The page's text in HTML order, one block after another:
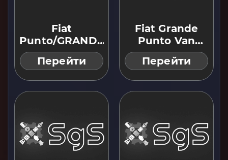
Fiat
Punto/GRANDE
Punto (199) 05
...
Перейти
Fiat Grande
Punto Van
(199) 08 ...
Перейти